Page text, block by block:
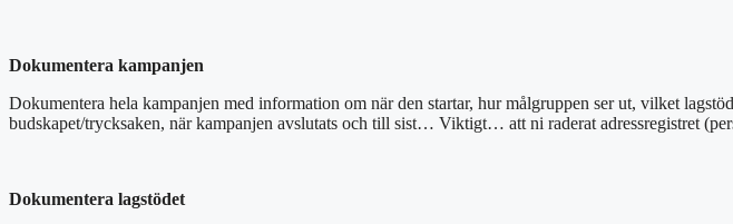
Dokumentera kampanjen
Dokumentera hela kampanjen med information om när den startar, hur målgruppen ser ut, vilket
budskapet/trycksaken, när kampanjen avslutats och till sist… Viktigt… att ni raderat adressregistret
Dokumentera lagstödet